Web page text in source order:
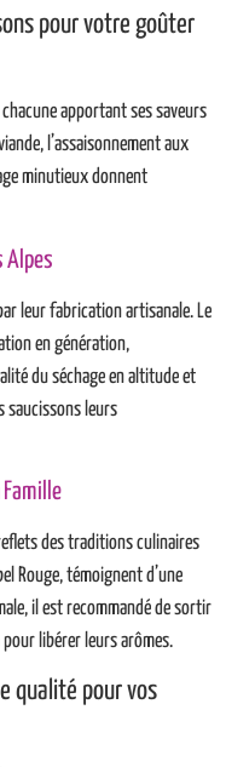
pour votre goûter
apportant ses saveurs
l’assaisonnement aux
minutieux donnent
Alpes
leur fabrication artisanale. Le
en génération,
du séchage en altitude et
saucissons leurs
Famille
des traditions culinaires
Rouge, témoignent d’une
il est recommandé de sortir
libérer leurs arômes.
qualité pour vos